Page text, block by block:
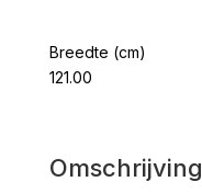
Breedte (cm)
121.00
Omschrijving